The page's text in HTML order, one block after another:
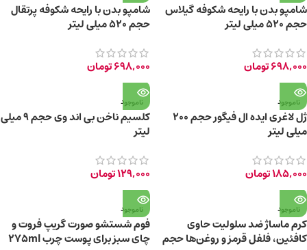
شامپو بدن با رایحه شکوفه گیلاس
حجم 520 میلی‌ لیتر
698,000تومان
شامپو بدن با رایحه شکوفه پرتقال
حجم 520 میلی‌ لیتر
698,000تومان
ناموجود
ژل لاغری ایده ال فیگور حجم ۲۰۰
میلی لیتر
185,000تومان
ناموجود
کلسیم ناخن بی اند وی حجم 9 میلی
لیتر
129,000تومان
ناموجود
کرم ماساژ ضد سلولیت حاوی
کافئین، فلفل قرمز و روغن‌ها حجم
ناموجود
فوم شستشو صورت گریپ فروت و
چای سبز برای پوست چرب 275ml